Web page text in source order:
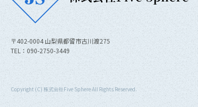
〒402-0004 山梨県都留市古川渡275
TEL：090-2750-3449
Copyright (C) 株式会社Five Sphere All Rights Reserved.